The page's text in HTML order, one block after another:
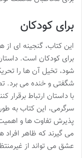
برای کودکان
این کتاب، گنجینه ای
برای کودکان است.
شود، تخیل آن ها را
شگفتی و خنده می برد.
با داستان ارتباط برقرار
سرگرمی، این کتاب به
پذیرش تفاوت ها و اهمیت
می گیرند که ظاهر
عشق می تواند از